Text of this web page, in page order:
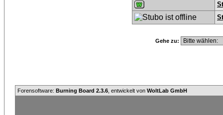
Gehe zu:
Forensoftware: Burning Board 2.3.6 , entwickelt von WoltLab GmbH